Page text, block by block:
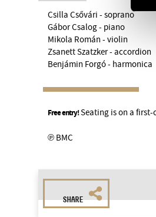
Csilla Csővári - soprano
Gábor Csalog - piano
Mikola Román - violin
Zsanett Szatzker - accordion
Benjámin Forgó - harmonica
Free entry!Seating is on a first-
℗ BMC
SHARE